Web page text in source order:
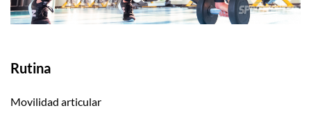
Rutina
Movilidad articular